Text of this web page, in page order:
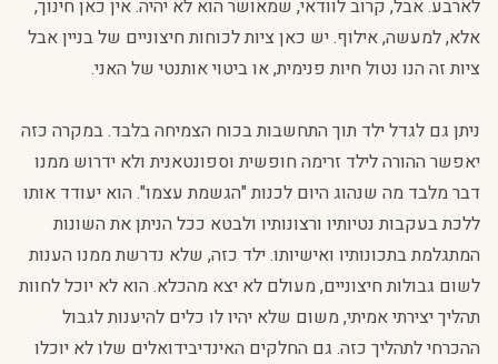
לארבע. אבל, קרוב לוודאי, שמאושר הוא לא יהיה. אין כאן חינוך,
אלא, למעשה, אילוף. יש כאן ציות לכוחות חיצוניים של בניין אבל
ציות זה הנו נטול חיות פנימית, או ביטוי אותנטי של האני.
ניתן גם לגדל ילד תוך התחשבות בכוח הצמיחה בלבד. במקרה כזה
יאפשר ההורה לילד זרימה חופשית וספונטאנית ולא ידרוש ממנו
דבר מלבד מה שנהוג היום לכנות "הגשמת עצמו". הוא יעודד אותו
ללכת בעקבות נטיותיו ורצונותיו ולבטא ככל הניתן את השונות
המתגלמת בתכונותיו ואישיותו. ילד כזה, שלא נדרשת ממנו הענות
לשום גבולות חיצוניים, מעולם לא יצא מהכלא. הוא לא יוכל לחוות
תהליך יצירתי אמיתי, משום שלא יהיו לו כלים להיענות לגבול
ההכרחי לתהליך כזה. גם החלקים האינדיבידואלים שלו לא יוכלו